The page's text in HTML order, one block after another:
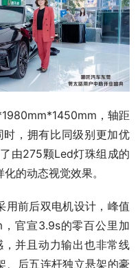
，轴距
，拥有比同级别更加优
由275颗Led灯珠组成的
的动态视觉效果。
用前后双电机设计，峰值
官宣3.9s的零百公里加
并且动力输出也非常线
、后五连杆独立悬架的豪